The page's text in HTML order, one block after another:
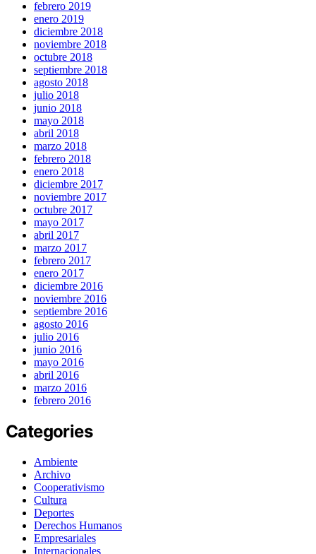
febrero 2019
enero 2019
diciembre 2018
noviembre 2018
octubre 2018
septiembre 2018
agosto 2018
julio 2018
junio 2018
mayo 2018
abril 2018
marzo 2018
febrero 2018
enero 2018
diciembre 2017
noviembre 2017
octubre 2017
mayo 2017
abril 2017
marzo 2017
febrero 2017
enero 2017
diciembre 2016
noviembre 2016
septiembre 2016
agosto 2016
julio 2016
junio 2016
mayo 2016
abril 2016
marzo 2016
febrero 2016
Categories
Ambiente
Archivo
Cooperativismo
Cultura
Deportes
Derechos Humanos
Empresariales
Internacionales